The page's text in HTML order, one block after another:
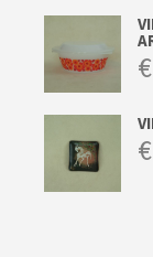
€
€